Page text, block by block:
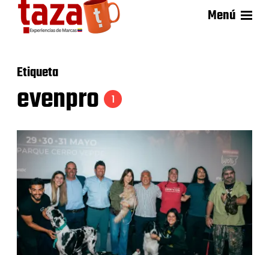
Menú
Etiqueta
evenpro 1